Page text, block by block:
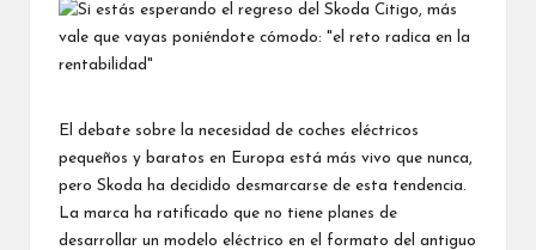
El debate sobre la necesidad de coches eléctricos
pequeños y baratos en Europa está más vivo que nunca,
pero Skoda ha decidido desmarcarse de esta tendencia.
La marca ha ratificado que no tiene planes de
desarrollar un modelo eléctrico en el formato del antiguo